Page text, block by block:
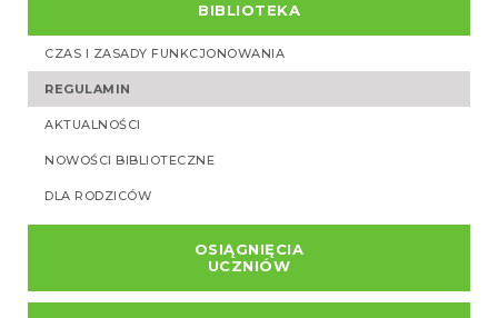
BIBLIOTEKA
CZAS I ZASADY FUNKCJONOWANIA
REGULAMIN
AKTUALNOŚCI
NOWOŚCI BIBLIOTECZNE
DLA RODZICÓW
OSIĄGNIĘCIA
UCZNIÓW